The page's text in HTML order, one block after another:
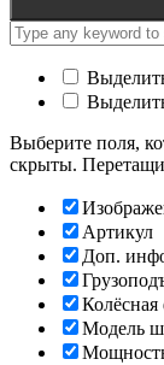
Выберите поля,
скрыты.
Артикул
Доп.
Колёсная
Модель